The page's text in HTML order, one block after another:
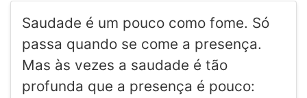
Saudade é um pouco como fome. Só
passa quando se come a presença.
Mas às vezes a saudade é tão
profunda que a presença é pouco: